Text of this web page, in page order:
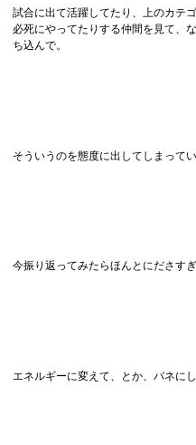
試合に出て活躍してたり、上のカテ
必死にやってたりする仲間を見て、
ち込んで。
そういうのを態度に出してしまって
今振り返ってみたらほんとにださすぎ
エネルギーに変えて、とか、バネにし